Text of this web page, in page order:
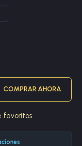
COMPRAR AHORA
favoritos